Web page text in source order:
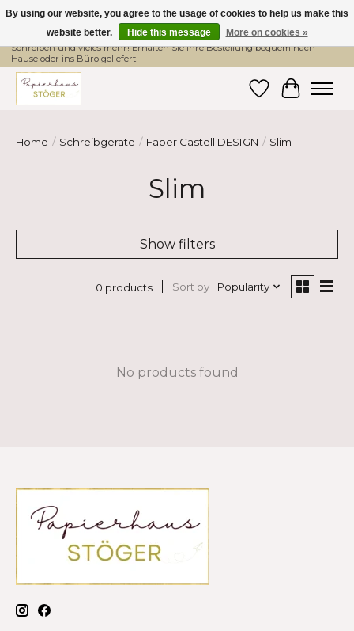
Hier finden Sie hochwertige Produkte im Bereich Schule, Büro, Papier,
Schreiben und vieles mehr! Erhalten Sie Ihre Bestellung bequem nach
Hause oder ins Büro geliefert!
WishlistCart
Home / Schreibgeräte / Faber Castell DESIGN / Slim
Slim
Show filters
0 products Sort by Popularity
No products found
By using our website, you agree to the usage of cookies to help us make this
website better.
Hide this message More on cookies »